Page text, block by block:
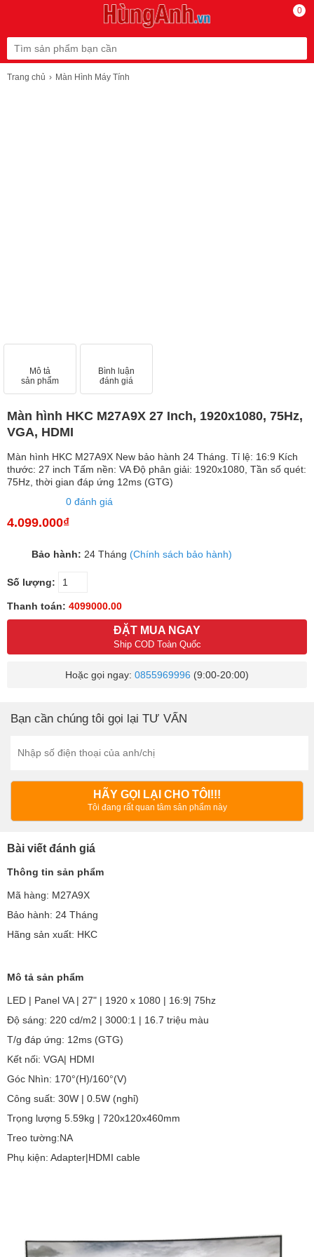
0
Trang chủ Màn Hình Máy Tính
Mô tả
sản phẩm
Bình luận
đánh giá
Màn hình HKC M27A9X 27 Inch, 1920x1080, 75Hz,
VGA, HDMI
Màn hình HKC M27A9X New bảo hành 24 Tháng. Tỉ lệ: 16:9 Kích
thước: 27 inch Tấm nền: VA Độ phân giải: 1920x1080, Tần số quét:
75Hz, thời gian đáp ứng 12ms (GTG)
0 đánh giá
4.099.000₫
Bảo hành: 24 Tháng (Chính sách bảo hành)
Số lượng:
Thanh toán: 4099000.00
ĐẶT MUA NGAY
Ship COD Toàn Quốc
Hoặc gọi ngay: 0855969996 (9:00-20:00)
Bạn cần chúng tôi gọi lại TƯ VẤN
HÃY GỌI LẠI CHO TÔI!!!
Tôi đang rất quan tâm sản phẩm này
Bài viết đánh giá
Thông tin sản phẩm
Mã hàng: M27A9X
Bảo hành: 24 Tháng
Hãng sản xuất: HKC
Mô tả sản phẩm
LED | Panel VA | 27" | 1920 x 1080 | 16:9| 75hz
Độ sáng: 220 cd/m2 | 3000:1 | 16.7 triệu màu
T/g đáp ứng: 12ms (GTG)
Kết nối: VGA| HDMI
Góc Nhìn: 170°(H)/160°(V)
Công suất: 30W | 0.5W (nghỉ)
Trọng lượng 5.59kg | 720x120x460mm
Treo tường:NA
Phụ kiện: Adapter|HDMI cable